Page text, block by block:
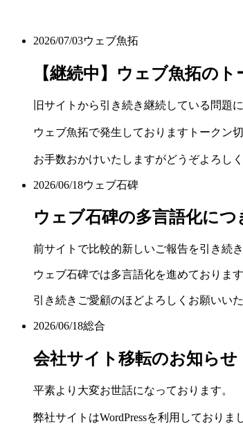
2026/07/03ウェブ魚拓
【継続中】ウェブ魚拓の
旧サイトから引き続き継続している問題
ウェブ魚拓で発生しておりますトークン
お手数おかけいたしますがどうぞよろし
2026/06/18ウェブ石碑
ウェブ石碑の多言語化につ
前サイトで比較的新しいご報告を引き続
ウェブ石碑では多言語化を進めておりま
引き続きご愛顧のほどよろしくお願いいた
2026/06/18総合
会社サイト移転のお知らせ
平素より大変お世話になっております。
弊社サイトはWordPressを利用しており